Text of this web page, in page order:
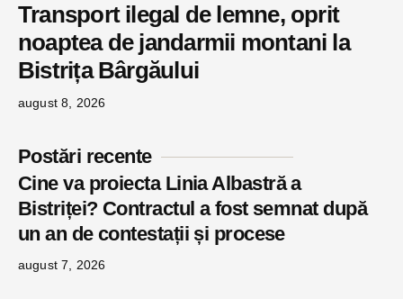
Transport ilegal de lemne, oprit
noaptea de jandarmii montani la
Bistrița Bârgăului
august 8, 2026
Postări recente
Cine va proiecta Linia Albastră a
Bistriței? Contractul a fost semnat după
un an de contestații și procese
august 7, 2026